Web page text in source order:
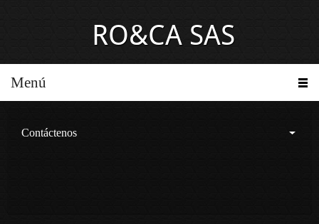
RO&CA SAS
Menú
Contáctenos